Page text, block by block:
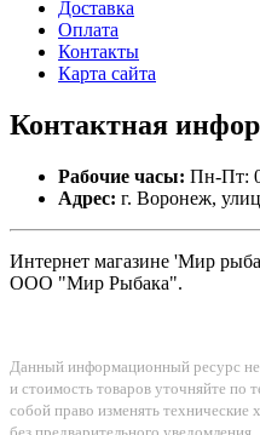
Доставка
Оплата
Контакты
Карта сайта
Контактная
Рабочие часы: Пн-Пт:
Адрес: г. Воронеж,
Интернет магазине 'Мир
ООО "Мир Рыбака".
Данный информационный ресурс
и стоимость товаров уточняйте по
собой право изменять технические